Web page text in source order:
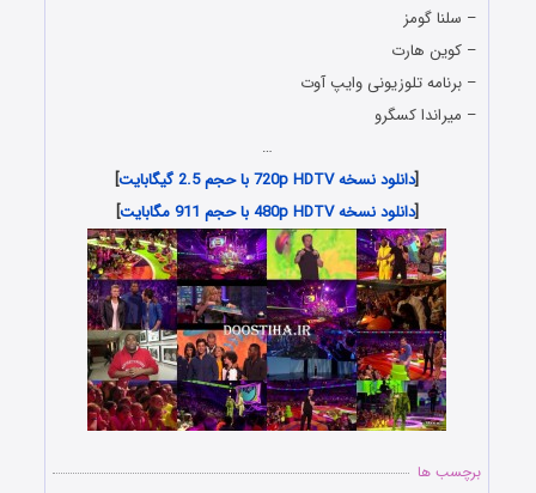
– سلنا گومز
– کوین هارت
– برنامه تلوزیونی وایپ آوت
– میراندا کسگرو
…
[دانلود نسخه 720p HDTV با حجم 2.5 گیگابایت
]
[دانلود نسخه 480p HDTV با حجم 911 مگابایت ]
برچسب ها